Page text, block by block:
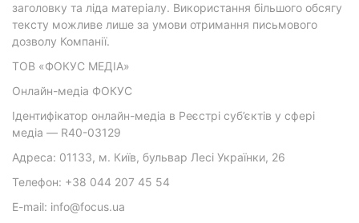
заголовку та ліда матеріалу. Використання більшого обсягу
тексту можливе лише за умови отримання письмового
дозволу Компанії.
ТОВ «ФОКУС МЕДІА»
Онлайн-медіа ФОКУС
Ідентифікатор онлайн-медіа в Реєстрі суб’єктів у сфері
медіа — R40-03129
Адреса: 01133, м. Київ, бульвар Лесі Українки, 26
Телефон: +38 044 207 45 54
E-mail: info@focus.ua